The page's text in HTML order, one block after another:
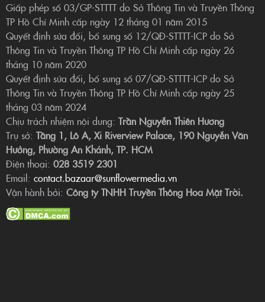
Giấp phép số 03/GP-STTTT do Sở Thông Tin và Truyền Thông
TP Hồ Chí Minh cấp ngày 12 tháng 01 năm 2015
Quyết định sửa đổi, bổ sung số 12/QĐ-STTTT-ICP do Sở
Thông Tin và Truyền Thông TP Hồ Chí Minh cấp ngày 26
tháng 10 năm 2020
Quyết định sửa đổi, bổ sung số 07/QĐ-STTTT-ICP do Sở
Thông Tin và Truyền Thông TP Hồ Chí Minh cấp ngày 25
tháng 03 năm 2024
Chịu trách nhiệm nội dung: Trần Nguyễn Thiên Hương
Trụ sở: Tầng 1, Lô A, Xi Riverview Palace, 190 Nguyễn Văn
Hưởng, Phường An Khánh, TP. HCM
Điện thoại: 028 3519 2301
Email: contact.bazaar@sunflowermedia.vn
Vận hành bởi: Công ty TNHH Truyền Thông Hoa Mặt Trời.